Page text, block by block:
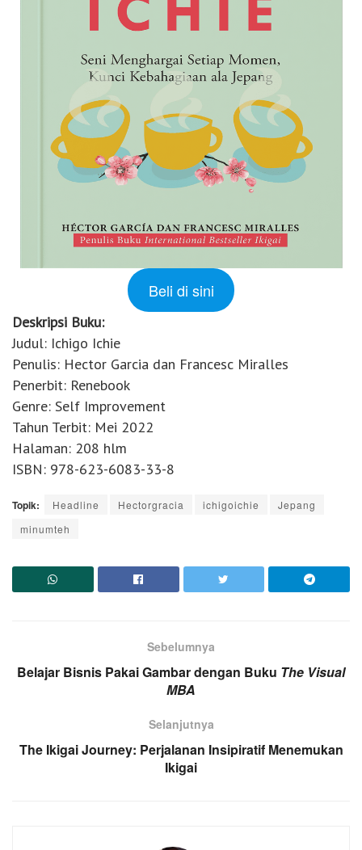
Beli di sini
Deskripsi Buku:
Judul: Ichigo Ichie
Penulis: Hector Garcia dan Francesc Miralles
Penerbit: Renebook
Genre: Self Improvement
Tahun Terbit: Mei 2022
Halaman: 208 hlm
ISBN: 978-623-6083-33-8
Topik: Headline Hectorgracia ichigoichie
Jepang
minumteh
Sebelumnya
Belajar Bisnis Pakai Gambar dengan Buku The Visual
MBA
Selanjutnya
The Ikigai Journey: Perjalanan Insipiratif Menemukan
Ikigai